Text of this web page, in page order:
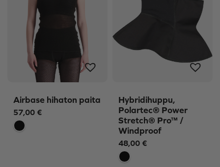
Airbase hihaton paita
57,00 €
Hybridihuppu,
Polartec® Power
Stretch® Pro™ /
Windproof
48,00 €